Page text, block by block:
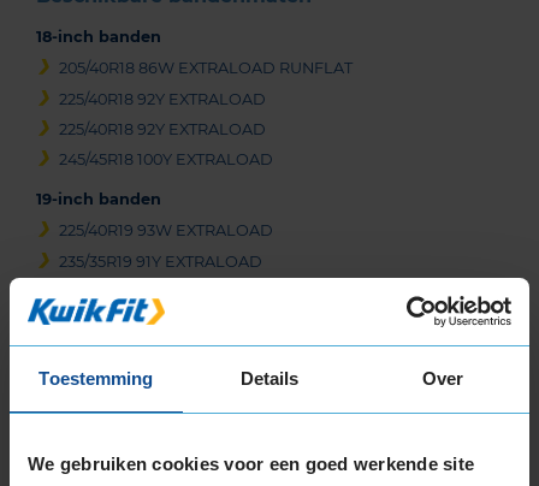
Toestemming Details Over
We gebruiken cookies voor een goed werkende site
18-inch banden
205/40R18 86W EXTRALOAD RUNFLAT
225/40R18 92Y EXTRALOAD
225/40R18 92Y EXTRALOAD
245/45R18 100Y EXTRALOAD
19-inch banden
225/40R19 93W EXTRALOAD
235/35R19 91Y EXTRALOAD
235/35R19 91Y EXTRALOAD
235/50R19 99W
235/50R19 99Y
245/40R19 98Y EXTRALOAD